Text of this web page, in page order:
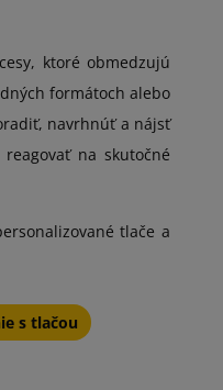
ktoré obmedzujú
formátoch alebo
navrhnúť a nájsť
na skutočné
tlače a
s tlačou